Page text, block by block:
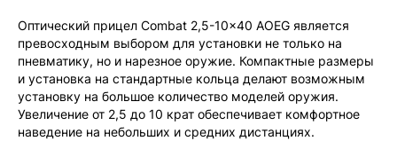
Оптический прицел Combat 2,5-10x40 AOEG является
превосходным выбором для установки не только на
пневматику, но и нарезное оружие. Компактные размеры
и установка на стандартные кольца делают возможным
установку на большое количество моделей оружия.
Увеличение от 2,5 до 10 крат обеспечивает комфортное
наведение на небольших и средних дистанциях.